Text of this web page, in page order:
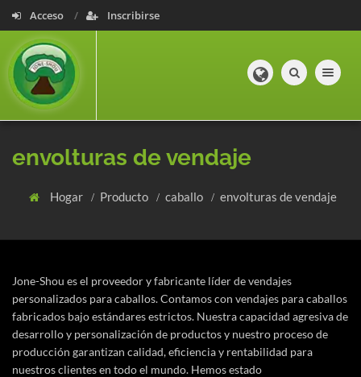
Acceso Inscribirse
Toggle
envolturas de vendaje
Hogar Producto caballo envolturas de vendaje
Jone-Shou es el proveedor y fabricante líder de vendajes
personalizados para caballos. Contamos con vendajes para caballos
fabricados bajo estándares estrictos. Nuestra capacidad agresiva de
desarrollo y personalización de productos y nuestro proceso de
producción garantizan calidad, eficiencia y rentabilidad para
nuestros clientes en todo el mundo. Hemos estado